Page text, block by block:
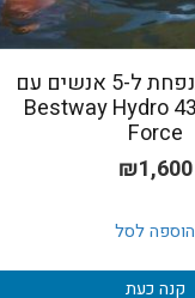
רפסודה מתנפחת ל-5 אנשים עם
ציליה 43407 Bestway Hydro
Force
₪1,600
הוספה לסל
קנה כעת